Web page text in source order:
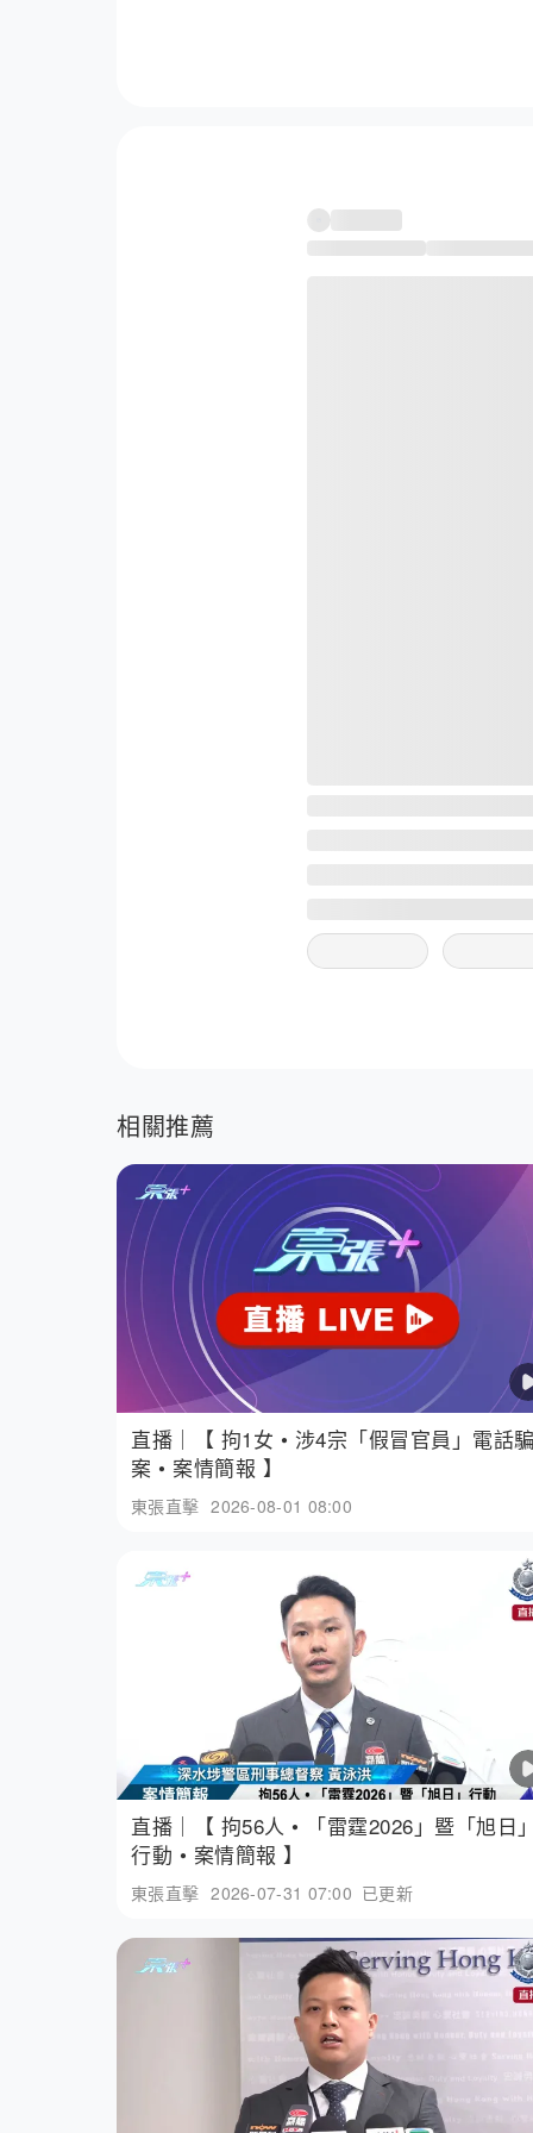
相關推薦
直播｜【 拘1女 • 涉4宗「假冒官員」電話
案 • 案情簡報 】
東張直擊 2026-08-01 08:00
直播｜【 拘56人 • 「雷霆2026」暨「旭日
行動 • 案情簡報 】
東張直擊 2026-07-31 07:00 已更新